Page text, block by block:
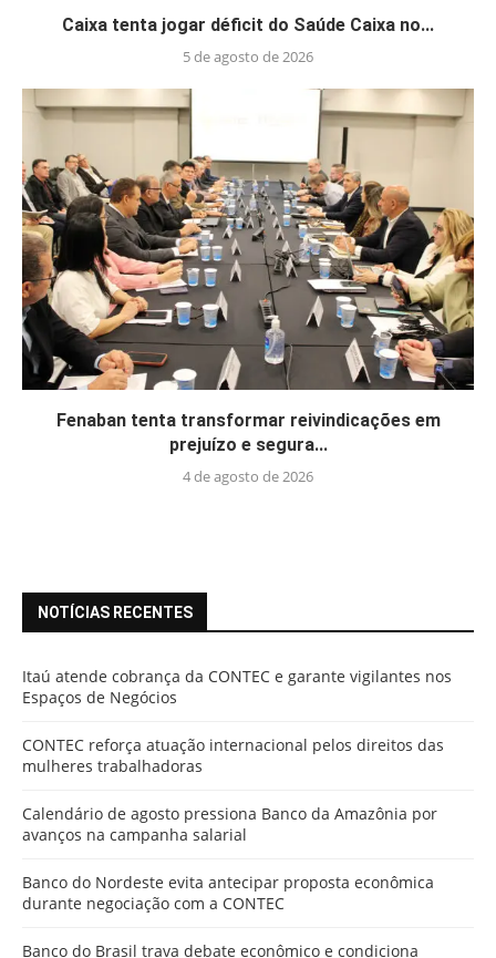
Caixa tenta jogar déficit do Saúde Caixa no...
5 de agosto de 2026
Fenaban tenta transformar reivindicações em
prejuízo e segura...
4 de agosto de 2026
NOTÍCIAS RECENTES
Itaú atende cobrança da CONTEC e garante vigilantes nos
Espaços de Negócios
CONTEC reforça atuação internacional pelos direitos das
mulheres trabalhadoras
Calendário de agosto pressiona Banco da Amazônia por
avanços na campanha salarial
Banco do Nordeste evita antecipar proposta econômica
durante negociação com a CONTEC
Banco do Brasil trava debate econômico e condiciona